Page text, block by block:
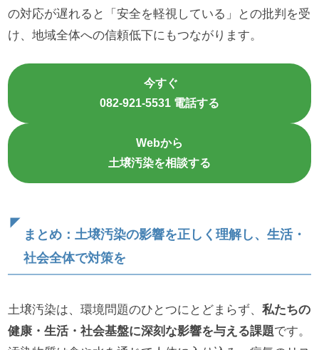
の対応が遅れると「安全を軽視している」との批判を受
け、地域全体への信頼低下にもつながります。
今すぐ
082-921-5531 電話する
Webから
土壌汚染を相談する
まとめ：土壌汚染の影響を正しく理解し、生活・
社会全体で対策を
土壌汚染は、環境問題のひとつにとどまらず、私たちの
健康・生活・社会基盤に深刻な影響を与える課題です。